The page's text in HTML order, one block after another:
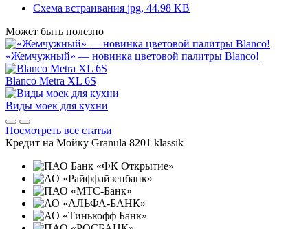
Схема встраивания jpg, 44.98 KB
Может быть полезно
«Жемчужный» — новинка цветовой палитры Blanco!
Blanco Metra XL 6S
Виды моек для кухни
Посмотреть все статьи
Кредит на Мойку Granula 8201 klassik